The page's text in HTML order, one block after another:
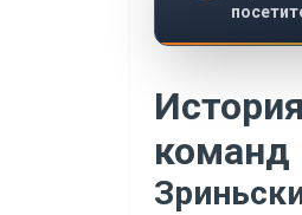
команд